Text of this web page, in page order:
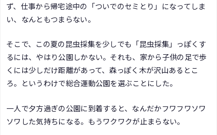
ず、仕事から帰宅途中の「ついでのセミとり」になってしま
い、なんともつまらない。
そこで、この夏の昆虫採集を少しでも「昆虫採集」っぽくす
るには、やはり公園しかない。それも、家から子供の足で歩
くには少しだけ距離があって、森っぽく木が沢山あるとこ
ろ。というわけで総合運動公園を選ぶことにした。
一人で夕方過ぎの公園に到着すると、なんだかフワフワソワ
ソワした気持ちになる。もうワクワクが止まらない。